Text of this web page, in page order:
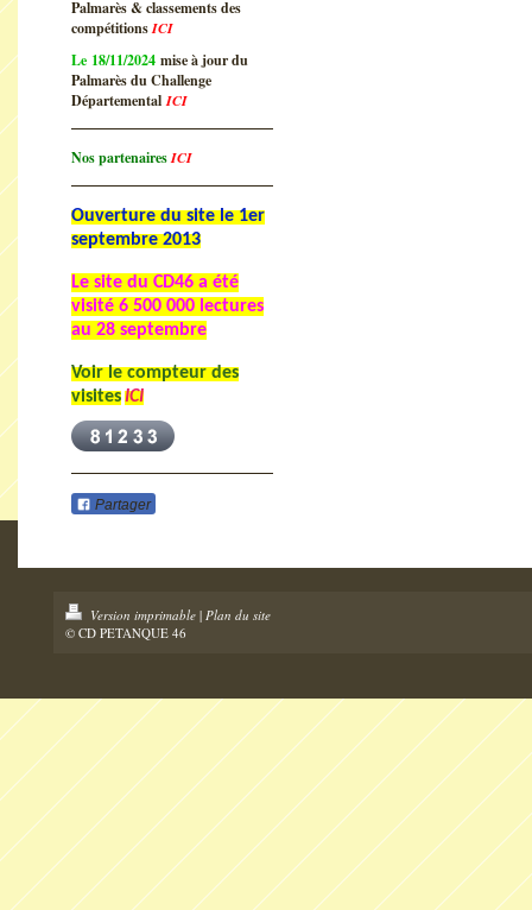
Palmarès & classements des
compétitionsICI
Le 18/11/2024 mise à jour du
Palmarès du Challenge
DépartementalICI
Nos partenairesICI
Ouverture du site le 1er
septembre 2013
Le site du CD46 a été
visité 6 500 000 lectures
au 28 septembre
Voir le compteur des
visitesICI
Partager
Version imprimable | Plan du site
© CD PETANQUE 46